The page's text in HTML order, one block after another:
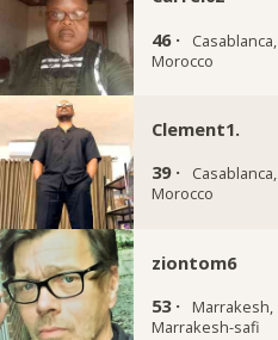
46 ·
Casablanca,
Morocco
Clement1.
39 ·
Casablanca,
Morocco
ziontom6
53 ·
Marrakesh,
Marrakesh-safi